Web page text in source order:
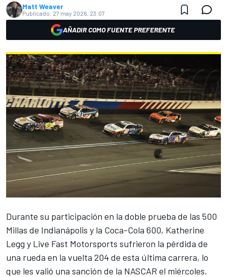
Matt Weaver
Publicado: 27 may 2026, 23:07
AÑADIR COMO FUENTE PREFERENTE
Durante su participación en la doble prueba de las 500
Millas de Indianápolis y la Coca-Cola 600, Katherine
Legg y Live Fast Motorsports sufrieron la pérdida de
una rueda en la vuelta 204 de esta última carrera, lo
que les valió una sanción de la NASCAR el miércoles.